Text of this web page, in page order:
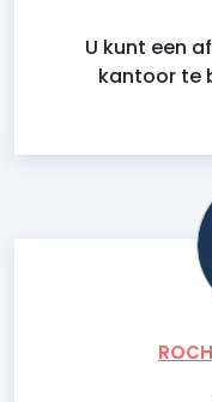
U kunt een
kantoor te